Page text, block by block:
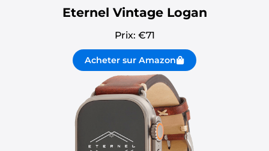
Eternel Vintage Logan
Prix: €71
Acheter sur Amazon